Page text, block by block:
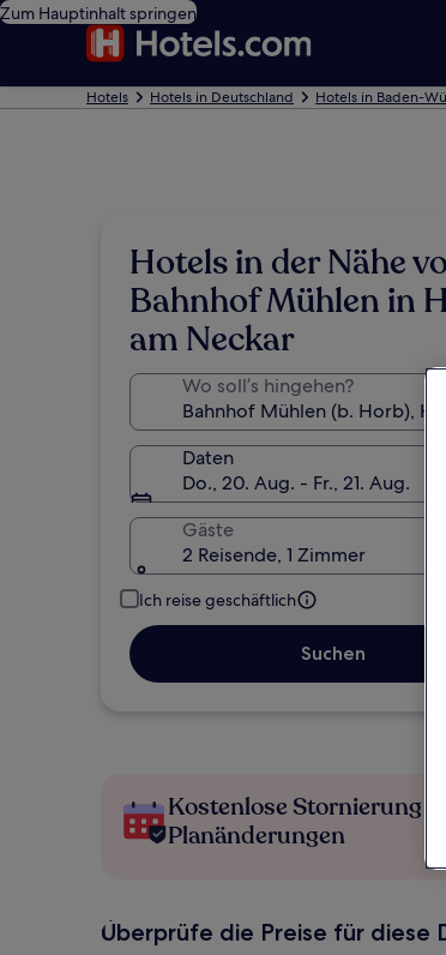
Zum Hauptinhalt springen
Hotels Hotels in Deutschland Hotels in Baden-
Hotels in der Nähe
Bahnhof Mühlen in
am Neckar
Wo soll’s hingehen?
Daten
Do., 20. Aug. - Fr., 21. Aug.
Gäste
2 Reisende, 1 Zimmer
Ich reise geschäftlich
Suchen
Kostenlose Stornierung bei
Planänderungen
Überprüfe die Preise für diese